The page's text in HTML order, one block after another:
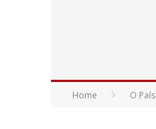
Home O País